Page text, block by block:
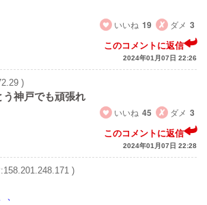
いいね 19 ダメ 3
このコメントに返信
2024年01月07日 22:26
)
神戸でも頑張れ
いいね 45 ダメ 3
このコメントに返信
2024年01月07日 22:28
)
、